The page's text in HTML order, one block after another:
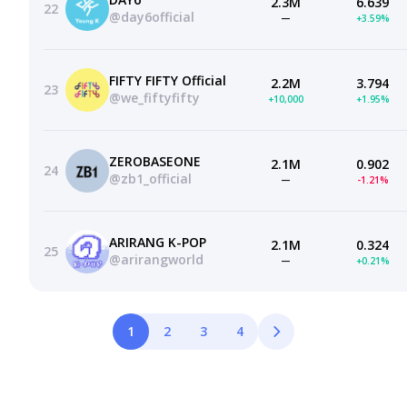
22
@day6official
— +3.59%
23
FIFTY FIFTY Official
@we_fiftyfifty
2.2M
+10,000
3.794
+1.95%
24
ZEROBASEONE
@zb1_official
2.1M
—
0.902
-1.21%
25
ARIRANG K-POP
@arirangworld
2.1M
—
0.324
+0.21%
1 2 3 4